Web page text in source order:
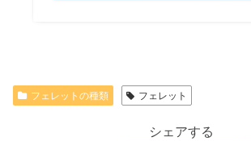
フェレットの種類 フェレット
シェアする